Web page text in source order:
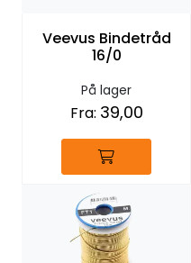
Veevus Bindetråd
16/0
På lager
Fra: 39,00